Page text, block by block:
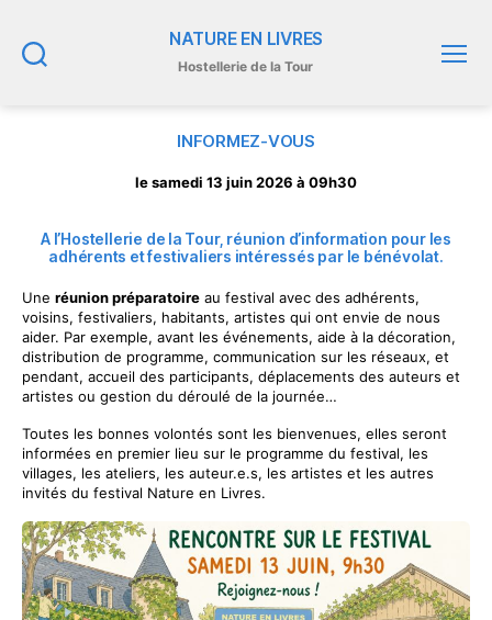
NATURE EN LIVRES
Hostellerie de la Tour
INFORMEZ-VOUS
le samedi 13 juin 2026 à 09h30
A l’Hostellerie de la Tour, réunion d’information pour les
adhérents et festivaliers intéressés par le bénévolat.
Une réunion préparatoire au festival avec des adhérents,
voisins, festivaliers, habitants, artistes qui ont envie de nous
aider. Par exemple, avant les événements, aide à la décoration,
distribution de programme, communication sur les réseaux, et
pendant, accueil des participants, déplacements des auteurs et
artistes ou gestion du déroulé de la journée…
Toutes les bonnes volontés sont les bienvenues, elles seront
informées en premier lieu sur le programme du festival, les
villages, les ateliers, les auteur.e.s, les artistes et les autres
invités du festival Nature en Livres.